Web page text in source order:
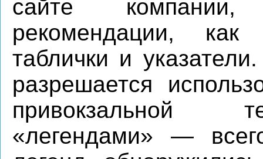
сайте
рекомендации,
таблички и
разрешается
привокзальной
«легендами» —